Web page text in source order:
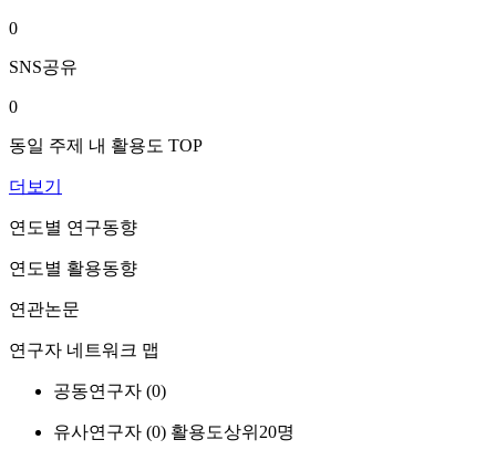
0
SNS공유
0
동일 주제 내 활용도 TOP
더보기
연도별 연구동향
연도별 활용동향
연관논문
연구자 네트워크 맵
공동연구자 (0)
유사연구자 (0) 활용도상위20명